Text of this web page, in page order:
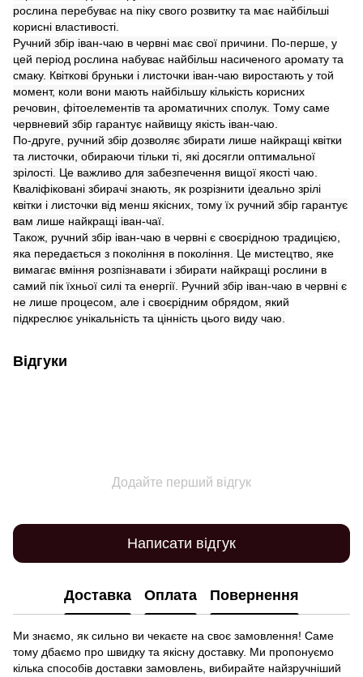
рослина перебуває на піку свого розвитку та має найбільші
корисні властивості.
Ручний збір іван-чаю в червні має свої причини. По-перше, у
цей період рослина набуває найбільш насиченого аромату та
смаку. Квіткові бруньки і листочки іван-чаю виростають у той
момент, коли вони мають найбільшу кількість корисних
речовин, фітоелементів та ароматичних сполук. Тому саме
червневий збір гарантує найвищу якість іван-чаю.
По-друге, ручний збір дозволяє збирати лише найкращі квітки
та листочки, обираючи тільки ті, які досягли оптимальної
зрілості. Це важливо для забезпечення вищої якості чаю.
Кваліфіковані збирачі знають, як розрізнити ідеально зрілі
квітки і листочки від менш якісних, тому їх ручний збір гарантує
вам лише найкращі іван-чаї.
Також, ручний збір іван-чаю в червні є своєрідною традицією,
яка передається з покоління в покоління. Це мистецтво, яке
вимагає вміння розпізнавати і збирати найкращі рослини в
самий пік їхньої силі та енергії. Ручний збір іван-чаю в червні є
не лише процесом, але і своєрідним обрядом, який
підкреслює унікальність та цінність цього виду чаю.
Відгуки
Додайте перший відгук
Написати відгук
Доставка Оплата Повернення
Ми знаємо, як сильно ви чекаєте на своє замовлення! Саме
тому дбаємо про швидку та якісну доставку. Ми пропонуємо
кілька способів доставки замовлень, вибирайте найзручніший